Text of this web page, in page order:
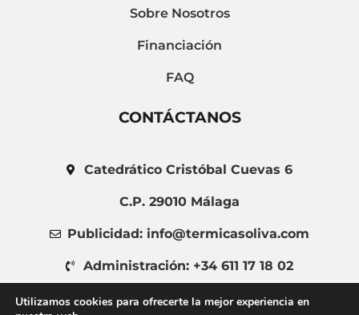
Sobre Nosotros
Financiación
FAQ
CONTÁCTANOS
Catedrático Cristóbal Cuevas 6
C.P. 29010 Málaga
Publicidad: info@termicasoliva.com
Administración: +34 611 17 18 02
administracion@termicasoliva.com
Utilizamos cookies para ofrecerte la mejor experiencia en